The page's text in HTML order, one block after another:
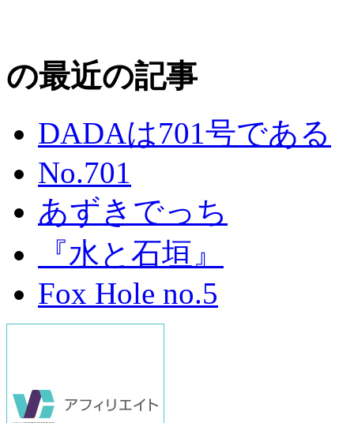
の最近の記事
DADAは701号である
No.701
あずきでっち
『水と石垣』
Fox Hole no.5